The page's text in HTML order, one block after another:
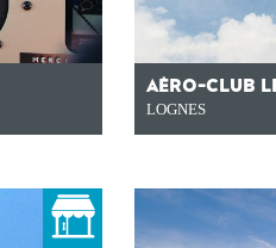
AÉRO-CLUB
LOGNES